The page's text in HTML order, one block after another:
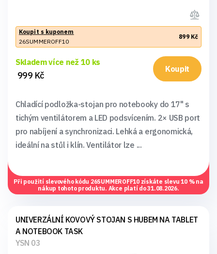
Koupit s kuponem
26SUMMEROFF10
899 Kč
Skladem více než 10 ks
999 Kč
Koupit
Chladící podložka-stojan pro notebooky do 17" s
tichým ventilátorem a LED podsvícením. 2× USB port
pro nabíjení a synchronizaci. Lehká a ergonomická,
ideální na stůl i klín. Ventilátor lze ...
Při použití slevového kódu 26SUMMEROFF10 získáte slevu 10 % na
nákup tohoto produktu. Akce platí do 31.08.2026.
UNIVERZÁLNÍ KOVOVÝ STOJAN S HUBEM NA TABLET
A NOTEBOOK TASK
YSN 03